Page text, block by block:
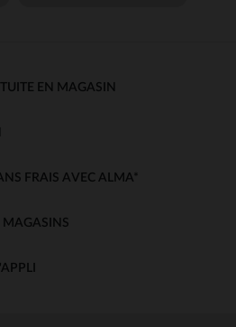
EN MAGASIN
FRAIS AVEC ALMA*
MAGASINS